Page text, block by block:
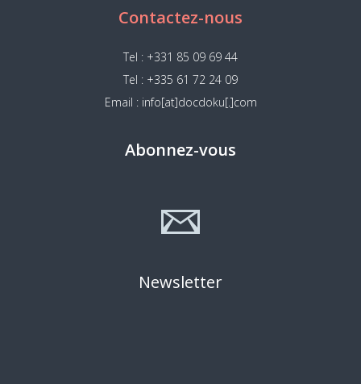
Contactez-nous
Tel : +331 85 09 69 44
Tel : +335 61 72 24 09
Email : info[at]docdoku[.]com
Abonnez-vous
Newsletter